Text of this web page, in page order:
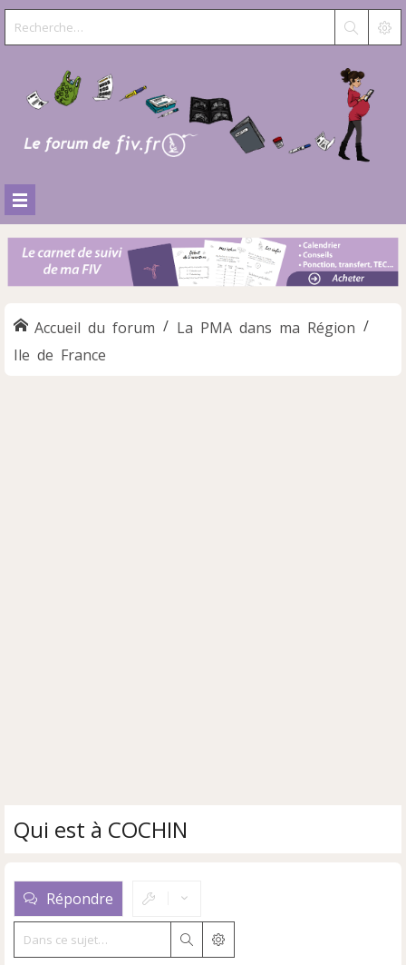
Accueil du forum
La PMA dans ma Région
Ile de France
Qui est à COCHIN
Répondre
RechercherRecherche avancée